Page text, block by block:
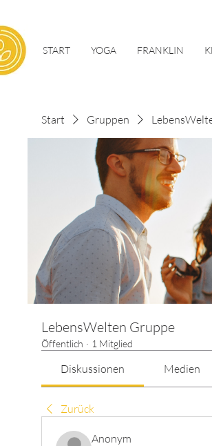
START YOGA FRANKLIN
Start Gruppen
LebensWelten Gruppe
Öffentlich · 1 Mitglied
Diskussionen Medien
Zurück
Anonym